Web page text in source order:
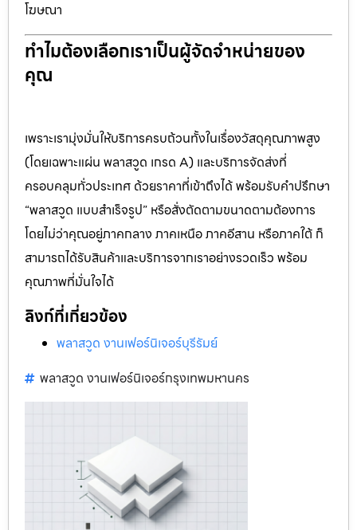
โฆษณา
ทำไมต้องเลือกเราเป็นผู้จัดจำหน่ายของ
คุณ
เพราะเรามุ่งมั่นให้บริการครบถ้วนทั้งในเรื่องวัสดุคุณภาพสูง
(โดยเฉพาะแผ่น พลาสวูด เกรด A) และบริการจัดส่งที่
ครอบคลุมทั่วประเทศ ด้วยราคาที่เข้าถึงได้ พร้อมรับคำปรึกษา
“พลาสวูด แบบสำเร็จรูป” หรือสั่งตัดตามขนาดตามต้องการ
โดยไม่ว่าคุณอยู่ภาคกลาง ภาคเหนือ ภาคอีสาน หรือภาคใต้ ก็
สามารถได้รับสินค้าและบริการจากเราอย่างรวดเร็ว พร้อม
คุณภาพที่มั่นใจได้
ลิงก์ที่เกี่ยวข้อง
พลาสวูด งานเฟอร์นิเจอร์บุรีรัมย์
พลาสวูด งานเฟอร์นิเจอร์กรุงเทพมหานคร